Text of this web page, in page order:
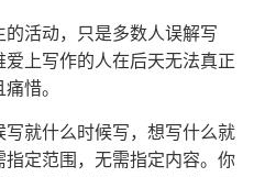
活动，只是多数人误解写
上写作的人在后天无法真正
惜。
就什么时候写，想写什么就
定范围，无需指定内容。你